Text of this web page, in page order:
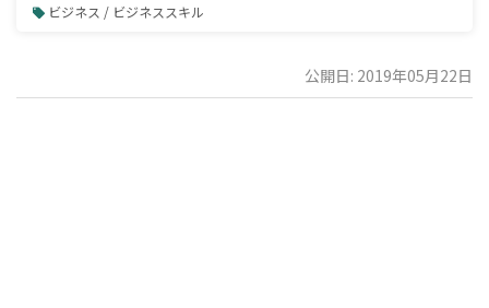
ビジネス / ビジネススキル
公開日: 2019年05月22日